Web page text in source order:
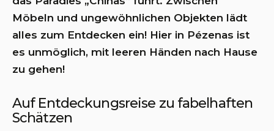
Möbeln und ungewöhnlichen Objekten lädt
alles zum Entdecken ein! Hier in Pézenas ist
es unmöglich, mit leeren Händen nach Hause
zu gehen!
Auf Entdeckungsreise zu fabelhaften
Schätzen